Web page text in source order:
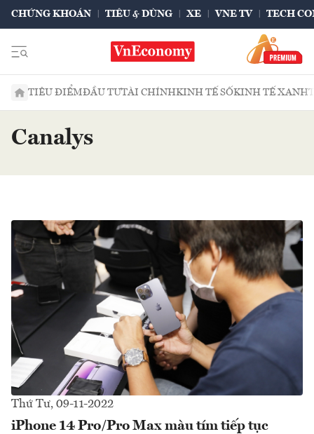
CHỨNG KHOÁN TIÊU & DÙNG XE VNE TV TECH
TIÊU ĐIỂMĐẦU TƯTÀI CHÍNHKINH TẾ SỐKINH TẾ XANH
Canalys
Thứ Tư, 09-11-2022
iPhone 14 Pro/Pro Max màu tím tiếp tục